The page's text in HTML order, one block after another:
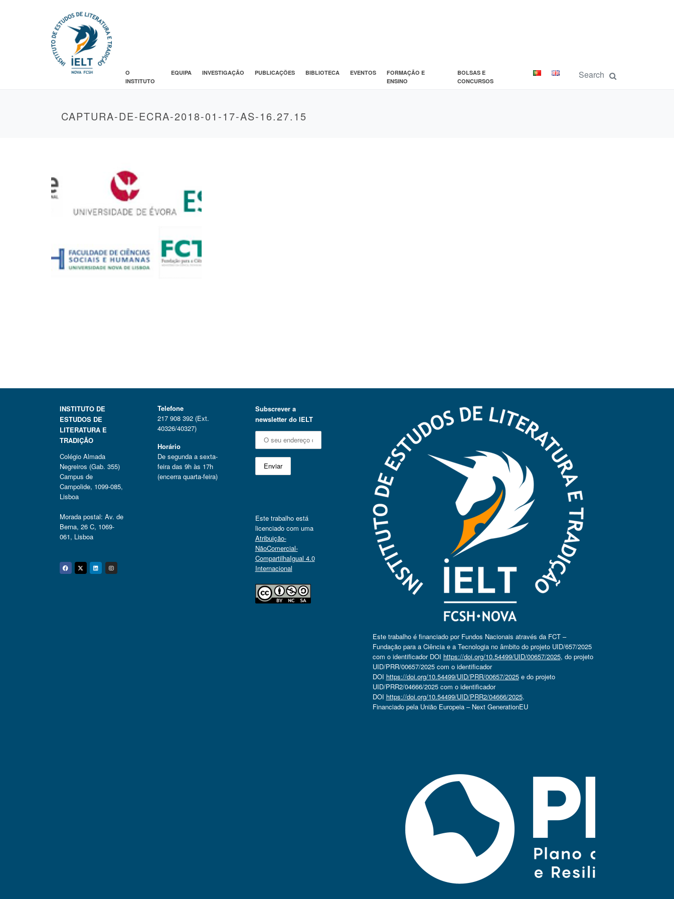
O
INSTITUTO
EQUIPA INVESTIGAÇÃO PUBLICAÇÕES BIBLIOTECA EVENTOS
FORMAÇÃO E
ENSINO
BOLSAS E
CONCURSOS
CAPTURA-DE-ECRA-2018-01-17-AS-16.27.15
INSTITUTO DE
ESTUDOS DE
LITERATURA E
TRADIÇÃO
Colégio Almada
Negreiros (Gab. 355)
Campus de
Campolide, 1099-085,
Lisboa
Morada postal: Av. de
Berna, 26 C, 1069-
061, Lisboa
Facebook
Twitter
Linkedin
Instagram
Telefone
217 908 392 (Ext.
40326/40327)
Horário
De segunda a sexta-
feira das 9h às 17h
(encerra quarta-feira)
Subscrever a
newsletter do IELT
Este trabalho está
licenciado com uma
Atribuição-
NãoComercial-
CompartilhaIgual 4.0
Internacional
Este trabalho é financiado por Fundos Nacionais através da FCT –
Fundação para a Ciência e a Tecnologia no âmbito do projeto UID/657/2025
com o identificador DOI https://doi.org/10.54499/UID/00657/2025, do projeto
UID/PRR/00657/2025 com o identificador
DOI https://doi.org/10.54499/UID/PRR/00657/2025e do projeto
UID/PRR2/04666/2025 com o identificador
DOI https://doi.org/10.54499/UID/PRR2/04666/2025.
Financiado pela União Europeia – Next GenerationEU